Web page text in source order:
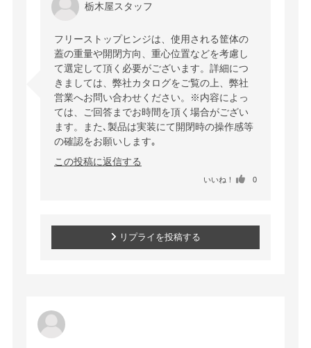
栃木屋スタッフ
フリーストップヒンジは、使用される筐体の
蓋の重量や開閉方向、重心位置などを考慮し
て選定して頂く必要がございます。詳細につ
きましては、弊社カタログをご覧の上、弊社
営業へお問い合わせください。※内容によっ
ては、ご回答までお時間を頂く場合がござい
ます。また､製品は実装にて開閉時の操作感等
の確認をお願いします｡
この投稿に返信する
いいね！ 0
リプライを投稿する